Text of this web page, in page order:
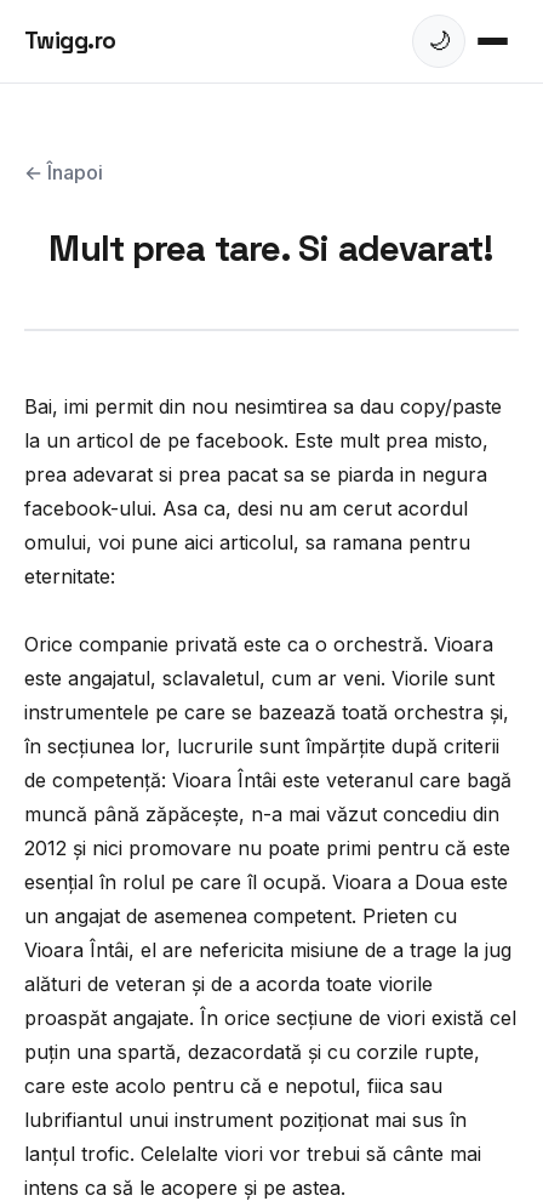
Twigg.ro 🌙
← Înapoi
Mult prea tare. Si adevarat!
Bai, imi permit din nou nesimtirea sa dau copy/paste
la un articol de pe facebook. Este mult prea misto,
prea adevarat si prea pacat sa se piarda in negura
facebook-ului. Asa ca, desi nu am cerut acordul
omului, voi pune aici articolul, sa ramana pentru
eternitate:
Orice companie privată este ca o orchestră. Vioara
este angajatul, sclavaletul, cum ar veni. Viorile sunt
instrumentele pe care se bazează toată orchestra și,
în secțiunea lor, lucrurile sunt împărțite după criterii
de competență: Vioara Întâi este veteranul care bagă
muncă până zăpăcește, n-a mai văzut concediu din
2012 și nici promovare nu poate primi pentru că este
esențial în rolul pe care îl ocupă. Vioara a Doua este
un angajat de asemenea competent. Prieten cu
Vioara Întâi, el are nefericita misiune de a trage la jug
alături de veteran și de a acorda toate viorile
proaspăt angajate. În orice secțiune de viori există cel
puțin una spartă, dezacordată și cu corzile rupte,
care este acolo pentru că e nepotul, fiica sau
lubrifiantul unui instrument poziționat mai sus în
lanțul trofic. Celelalte viori vor trebui să cânte mai
intens ca să le acopere și pe astea.